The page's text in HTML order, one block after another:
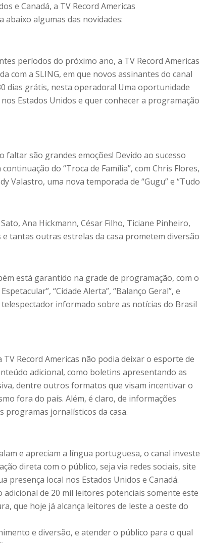
e Canadá, a TV Record Americas
abaixo algumas das novidades:
períodos do próximo ano, a TV Record Americas
com a SLING, em que novos assinantes do canal
dias grátis, nesta operadora! Uma oportunidade
Estados Unidos e quer conhecer a programação
são grandes emoções! Devido ao sucesso
do “Troca de Família”, com Chris Flores,
Valastro, uma nova temporada de “Gugu” e “Tudo
Ana Hickmann, César Filho, Ticiane Pinheiro,
e tantas outras estrelas da casa prometem diversão
está garantido na grade de programação, com o
“Cidade Alerta”, “Balanço Geral”, e
informado sobre as notícias do Brasil
Record Americas não podia deixar o esporte de
adicional, como boletins apresentando as
dentre outros formatos que visam incentivar o
fora do país. Além, é claro, de informações
programas jornalísticos da casa.
e apreciam a língua portuguesa, o canal investe
direta com o público, seja via redes sociais, site
presença local nos Estados Unidos e Canadá.
de 20 mil leitores potenciais somente este
que hoje já alcança leitores de leste a oeste do
e diversão, e atender o público para o qual